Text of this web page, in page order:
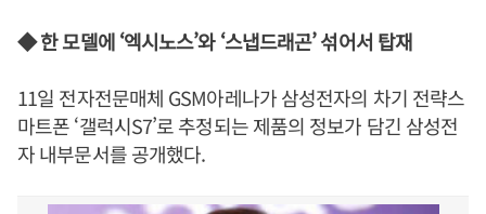
◆ 한 모델에 ‘엑시노스’와 ‘스냅드래곤’ 섞어서 탑재
11일 전자전문매체 GSM아레나가 삼성전자의 차기 전략스
마트폰 ‘갤럭시S7’로 추정되는 제품의 정보가 담긴 삼성전
자 내부문서를 공개했다.